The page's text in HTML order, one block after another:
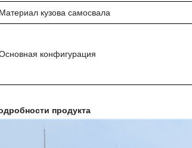
Материал кузова самосвала
конфигурация
продукта